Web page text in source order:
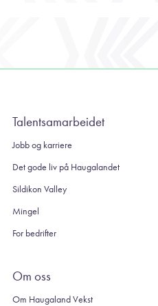
Talentsamarbeidet
Jobb og karriere
Det gode liv på Haugalandet
Sildikon Valley
Mingel
For bedrifter
Om oss
Om Haugaland Vekst